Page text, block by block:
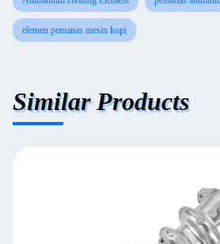
elemen pemanas mesin kopi
Similar Products